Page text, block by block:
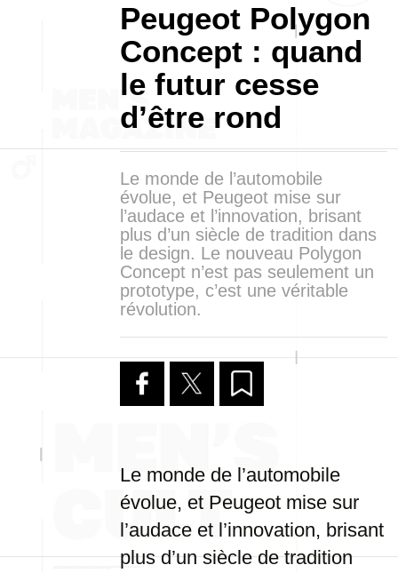
Peugeot Polygon
Concept : quand
le futur cesse
d’être rond
Le monde de l’automobile
évolue, et Peugeot mise sur
l’audace et l’innovation, brisant
plus d’un siècle de tradition dans
le design. Le nouveau Polygon
Concept n’est pas seulement un
prototype, c’est une véritable
révolution.
Le monde de l’automobile
évolue, et Peugeot mise sur
l’audace et l’innovation, brisant
plus d’un siècle de tradition